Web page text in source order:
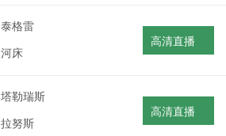
泰格雷
河床
高清直播
塔勒瑞斯
拉努斯
高清直播